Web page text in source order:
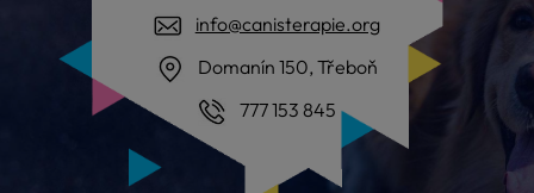
info@canisterapie.org
Domanín 150, Třeboň
777 153 845